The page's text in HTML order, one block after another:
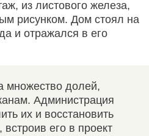
из листового железа,
рисунком. Дом стоял на
и отражался в его
множество долей,
Администрация
их и восстановить
встроив его в проект